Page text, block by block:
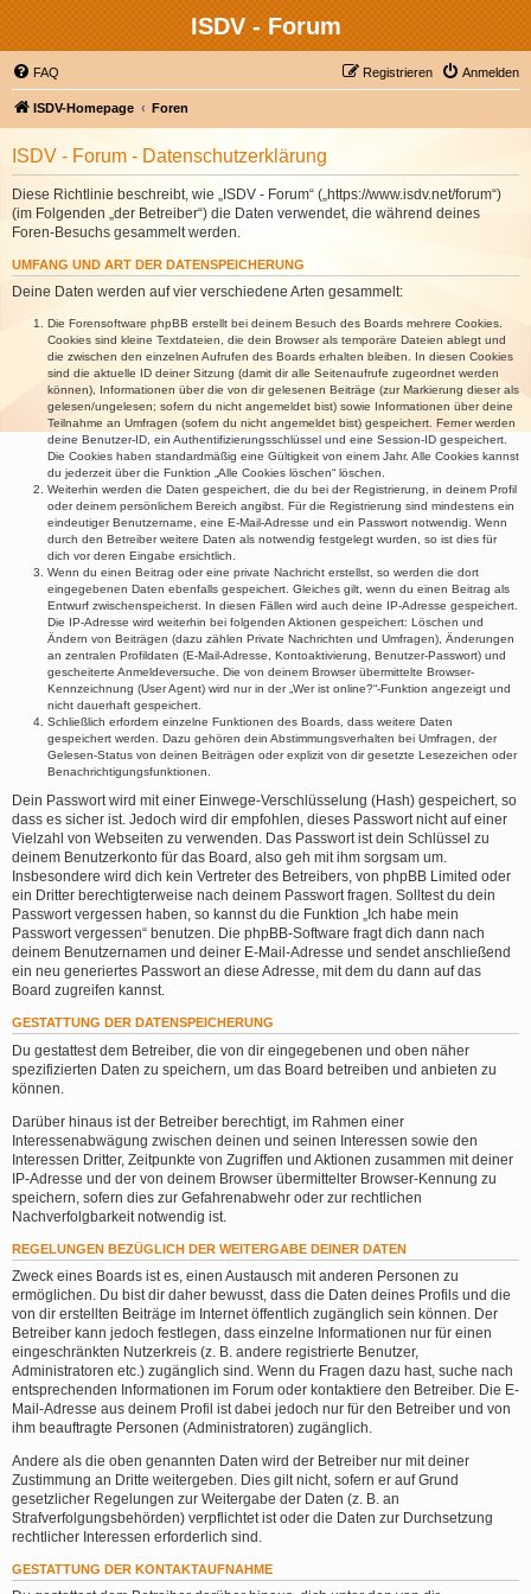
ISDV - Forum
FAQ Anmelden
Registrieren
ISDV-Homepage Foren
ISDV - Forum - Datenschutzerklärung
Diese Richtlinie beschreibt, wie „ISDV - Forum“ („https://www.isdv.net/forum“)
(im Folgenden „der Betreiber“) die Daten verwendet, die während deines
Foren-Besuchs gesammelt werden.
UMFANG UND ART DER DATENSPEICHERUNG
Deine Daten werden auf vier verschiedene Arten gesammelt:
Die Forensoftware phpBB erstellt bei deinem Besuch des Boards mehrere Cookies.
Cookies sind kleine Textdateien, die dein Browser als temporäre Dateien ablegt und
die zwischen den einzelnen Aufrufen des Boards erhalten bleiben. In diesen Cookies
sind die aktuelle ID deiner Sitzung (damit dir alle Seitenaufrufe zugeordnet werden
können), Informationen über die von dir gelesenen Beiträge (zur Markierung dieser als
gelesen/ungelesen; sofern du nicht angemeldet bist) sowie Informationen über deine
Teilnahme an Umfragen (sofern du nicht angemeldet bist) gespeichert. Ferner werden
deine Benutzer-ID, ein Authentifizierungsschlüssel und eine Session-ID gespeichert.
Die Cookies haben standardmäßig eine Gültigkeit von einem Jahr. Alle Cookies kannst
du jederzeit über die Funktion „Alle Cookies löschen“ löschen.
Weiterhin werden die Daten gespeichert, die du bei der Registrierung, in deinem Profil
oder deinem persönlichem Bereich angibst. Für die Registrierung sind mindestens ein
eindeutiger Benutzername, eine E-Mail-Adresse und ein Passwort notwendig. Wenn
durch den Betreiber weitere Daten als notwendig festgelegt wurden, so ist dies für
dich vor deren Eingabe ersichtlich.
Wenn du einen Beitrag oder eine private Nachricht erstellst, so werden die dort
eingegebenen Daten ebenfalls gespeichert. Gleiches gilt, wenn du einen Beitrag als
Entwurf zwischenspeicherst. In diesen Fällen wird auch deine IP-Adresse gespeichert.
Die IP-Adresse wird weiterhin bei folgenden Aktionen gespeichert: Löschen und
Ändern von Beiträgen (dazu zählen Private Nachrichten und Umfragen), Änderungen
an zentralen Profildaten (E-Mail-Adresse, Kontoaktivierung, Benutzer-Passwort) und
gescheiterte Anmeldeversuche. Die von deinem Browser übermittelte Browser-
Kennzeichnung (User Agent) wird nur in der „Wer ist online?“-Funktion angezeigt und
nicht dauerhaft gespeichert.
Schließlich erfordern einzelne Funktionen des Boards, dass weitere Daten
gespeichert werden. Dazu gehören dein Abstimmungsverhalten bei Umfragen, der
Gelesen-Status von deinen Beiträgen oder explizit von dir gesetzte Lesezeichen oder
Benachrichtigungsfunktionen.
Dein Passwort wird mit einer Einwege-Verschlüsselung (Hash) gespeichert, so
dass es sicher ist. Jedoch wird dir empfohlen, dieses Passwort nicht auf einer
Vielzahl von Webseiten zu verwenden. Das Passwort ist dein Schlüssel zu
deinem Benutzerkonto für das Board, also geh mit ihm sorgsam um.
Insbesondere wird dich kein Vertreter des Betreibers, von phpBB Limited oder
ein Dritter berechtigterweise nach deinem Passwort fragen. Solltest du dein
Passwort vergessen haben, so kannst du die Funktion „Ich habe mein
Passwort vergessen“ benutzen. Die phpBB-Software fragt dich dann nach
deinem Benutzernamen und deiner E-Mail-Adresse und sendet anschließend
ein neu generiertes Passwort an diese Adresse, mit dem du dann auf das
Board zugreifen kannst.
GESTATTUNG DER DATENSPEICHERUNG
Du gestattest dem Betreiber, die von dir eingegebenen und oben näher
spezifizierten Daten zu speichern, um das Board betreiben und anbieten zu
können.
Darüber hinaus ist der Betreiber berechtigt, im Rahmen einer
Interessenabwägung zwischen deinen und seinen Interessen sowie den
Interessen Dritter, Zeitpunkte von Zugriffen und Aktionen zusammen mit deiner
IP-Adresse und der von deinem Browser übermittelter Browser-Kennung zu
speichern, sofern dies zur Gefahrenabwehr oder zur rechtlichen
Nachverfolgbarkeit notwendig ist.
REGELUNGEN BEZÜGLICH DER WEITERGABE DEINER DATEN
Zweck eines Boards ist es, einen Austausch mit anderen Personen zu
ermöglichen. Du bist dir daher bewusst, dass die Daten deines Profils und die
von dir erstellten Beiträge im Internet öffentlich zugänglich sein können. Der
Betreiber kann jedoch festlegen, dass einzelne Informationen nur für einen
eingeschränkten Nutzerkreis (z. B. andere registrierte Benutzer,
Administratoren etc.) zugänglich sind. Wenn du Fragen dazu hast, suche nach
entsprechenden Informationen im Forum oder kontaktiere den Betreiber. Die E-
Mail-Adresse aus deinem Profil ist dabei jedoch nur für den Betreiber und von
ihm beauftragte Personen (Administratoren) zugänglich.
Andere als die oben genannten Daten wird der Betreiber nur mit deiner
Zustimmung an Dritte weitergeben. Dies gilt nicht, sofern er auf Grund
gesetzlicher Regelungen zur Weitergabe der Daten (z. B. an
Strafverfolgungsbehörden) verpflichtet ist oder die Daten zur Durchsetzung
rechtlicher Interessen erforderlich sind.
GESTATTUNG DER KONTAKTAUFNAHME